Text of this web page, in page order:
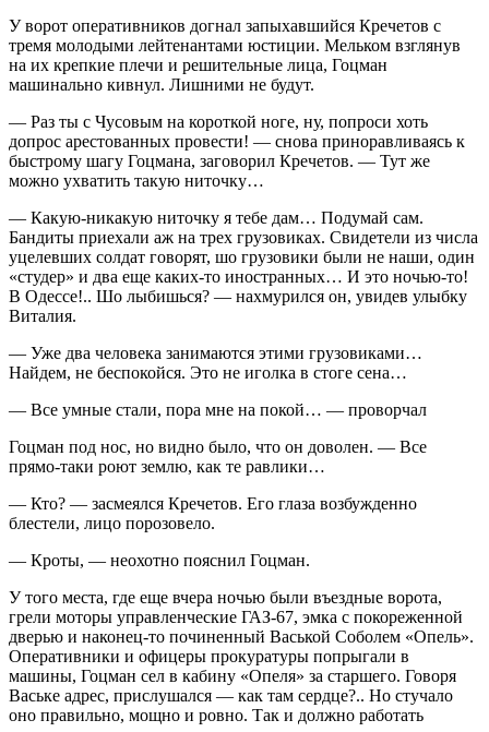
У ворот оперативников догнал запыхавшийся Кречетов с
тремя молодыми лейтенантами юстиции. Мельком взглянув
на их крепкие плечи и решительные лица, Гоцман
машинально кивнул. Лишними не будут.
— Раз ты с Чусовым на короткой ноге, ну, попроси хоть
допрос арестованных провести! — снова приноравливаясь к
быстрому шагу Гоцмана, заговорил Кречетов. — Тут же
можно ухватить такую ниточку…
— Какую-никакую ниточку я тебе дам… Подумай сам.
Бандиты приехали аж на трех грузовиках. Свидетели из числа
уцелевших солдат говорят, шо грузовики были не наши, один
«студер» и два еще каких-то иностранных… И это ночью-то!
В Одессе!.. Шо лыбишься? — нахмурился он, увидев улыбку
Виталия.
— Уже два человека занимаются этими грузовиками…
Найдем, не беспокойся. Это не иголка в стоге сена…
— Все умные стали, пора мне на покой… — проворчал
Гоцман под нос, но видно было, что он доволен. — Все
прямо-таки роют землю, как те равлики…
— Кто? — засмеялся Кречетов. Его глаза возбужденно
блестели, лицо порозовело.
— Кроты, — неохотно пояснил Гоцман.
У того места, где еще вчера ночью были въездные ворота,
грели моторы управленческие ГАЗ-67, эмка с покореженной
дверью и наконец-то починенный Васькой Соболем «Опель».
Оперативники и офицеры прокуратуры попрыгали в
машины, Гоцман сел в кабину «Опеля» за старшего. Говоря
Ваське адрес, прислушался — как там сердце?.. Но стучало
оно правильно, мощно и ровно. Так и должно работать